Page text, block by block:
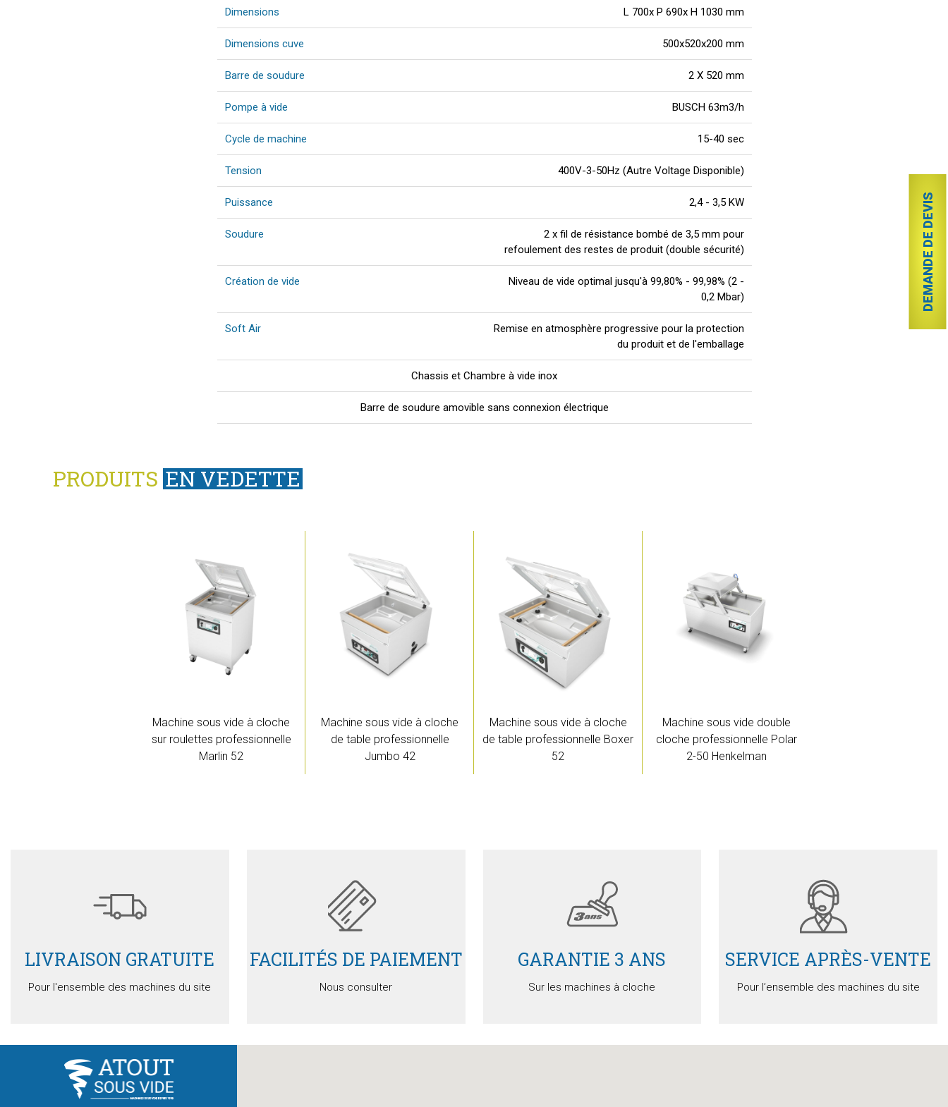
DEMANDE DE DEVIS
Dimensions L 700x P 690x H 1030 mm
Dimensions cuve 500x520x200 mm
Barre de soudure 2 X 520 mm
Pompe à vide BUSCH 63m3/h
Cycle de machine 15-40 sec
Tension 400V-3-50Hz (Autre Voltage Disponible)
Puissance 2,4 - 3,5 KW
Soudure
2 x fil de résistance bombé de 3,5 mm pour
refoulement des restes de produit (double sécurité)
Création de vide
Niveau de vide optimal jusqu'à 99,80% - 99,98% (2 -
0,2 Mbar)
Soft Air
Remise en atmosphère progressive pour la protection
du produit et de l'emballage
Chassis et Chambre à vide inox
Barre de soudure amovible sans connexion électrique
PRODUITS EN VEDETTE
Machine sous vide à cloche
sur roulettes professionnelle
Marlin 52
Machine sous vide à cloche
de table professionnelle
Jumbo 42
Machine sous vide à cloche
de table professionnelle Boxer
52
Machine sous vide double
cloche professionnelle Polar
2-50 Henkelman
LIVRAISON GRATUITE
Pour l'ensemble des machines du site
FACILITÉS DE PAIEMENT
Nous consulter
GARANTIE 3 ANS
Sur les machines à cloche
SERVICE APRÈS-VENTE
Pour l’ensemble des machines du site